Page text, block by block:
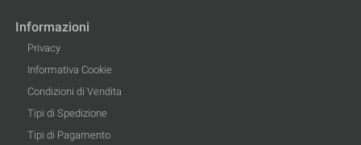
Informazioni
Privacy
Informativa Cookie
Condizioni di Vendita
Tipi di Spedizione
Tipi di Pagamento